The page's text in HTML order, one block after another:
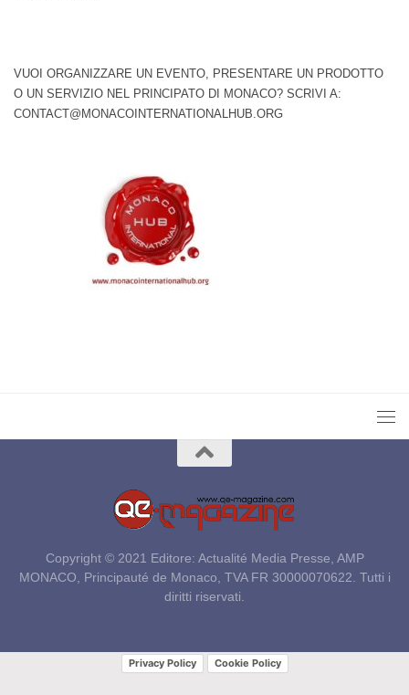
VUOI ORGANIZZARE UN EVENTO, PRESENTARE UN PRODOTTO
O UN SERVIZIO NEL PRINCIPATO DI MONACO? SCRIVI A:
CONTACT@MONACOINTERNATIONALHUB.ORG
Copyright © 2021 Editore: Actualité Media Presse, AMP
MONACO, Principauté de Monaco, TVA FR 30000070622. Tutti i
diritti riservati.
Privacy Policy Cookie Policy